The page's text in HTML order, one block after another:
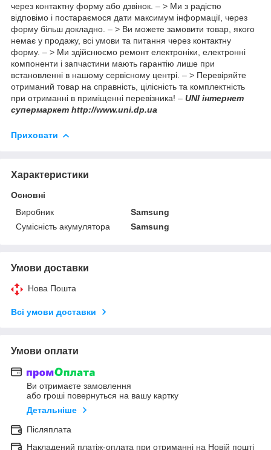
через контактну форму або дзвінок. – > Ми з радістю
відповімо і постараємося дати максимум інформації, через
форму більш докладно. – > Ви можете замовити товар, якого
немає у продажу, всі умови та питання через контактну
форму. – > Ми здійснюємо ремонт електроніки, електронні
компоненти і запчастини мають гарантію лише при
встановленні в нашому сервісному центрі. – > Перевіряйте
отриманий товар на справність, цілісність та комплектність
при отриманні в приміщенні перевізника! – UNI інтернет
супермаркет http://www.uni.dp.ua
Приховати
Характеристики
Основні
Виробник
Samsung
Сумісність акумулятора
Samsung
Умови доставки
Нова Пошта
Всі умови доставки
Умови оплати
Ви отримаєте замовлення
або гроші повернуться на вашу картку
Детальніше
Післяплата
Накладений платіж-оплата при отриманні на Новій пошті